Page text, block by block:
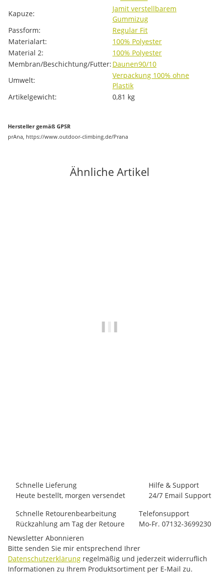
Kapuze:
Jamit verstellbarem
Gummizug
Passform:
Regular Fit
Materialart:
100% Polyester
Material 2:
100% Polyester
Membran/Beschichtung/Futter: Daunen90/10
Umwelt:
Verpackung 100% ohne
Plastik
Artikelgewicht:
0,81 kg
Hersteller gemäß GPSR
prAna, https://www.outdoor-climbing.de/Prana
Ähnliche Artikel
Schnelle Lieferung
Heute bestellt, morgen versendet
Hilfe & Support
24/7 Email Support
Schnelle Retourenbearbeitung
Rückzahlung am Tag der Retoure
Telefonsupport
Mo-Fr. 07132-3699230
Newsletter Abonnieren
Bitte senden Sie mir entsprechend Ihrer
Datenschutzerklärung regelmäßig und jederzeit widerruflich
Informationen zu Ihrem Produktsortiment per E-Mail zu.